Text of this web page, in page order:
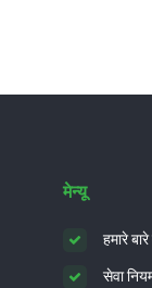
मेन्यू
हमारे
सेवा